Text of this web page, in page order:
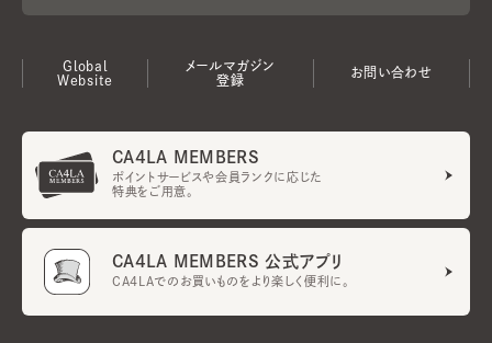
Global
Website
メールマガジン
登録
お問い合わせ
CA4LA MEMBERS
ポイントサービスや会員ランクに応じた
特典をご用意。
CA4LA MEMBERS 公式アプリ
CA4LAでのお買いものをより楽しく便利に。